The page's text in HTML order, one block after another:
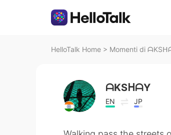
HelloTalk Home > Momenti di
ᗩKSᕼᗩY
EN JP